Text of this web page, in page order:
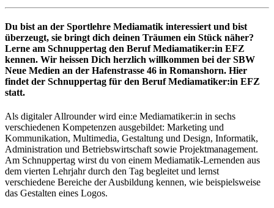
Du bist an der Sportlehre Mediamatik interessiert und bist
überzeugt, sie bringt dich deinen Träumen ein Stück näher?
Lerne am Schnuppertag den Beruf Mediamatiker:in EFZ
kennen. Wir heissen Dich herzlich willkommen bei der SBW
Neue Medien an der Hafenstrasse 46 in Romanshorn. Hier
findet der Schnuppertag für den Beruf Mediamatiker:in EFZ
statt.
Als digitaler Allrounder wird ein:e Mediamatiker:in in sechs
verschiedenen Kompetenzen ausgebildet: Marketing und
Kommunikation, Multimedia, Gestaltung und Design, Informatik,
Administration und Betriebswirtschaft sowie Projektmanagement.
Am Schnuppertag wirst du von einem Mediamatik-Lernenden aus
dem vierten Lehrjahr durch den Tag begleitet und lernst
verschiedene Bereiche der Ausbildung kennen, wie beispielsweise
das Gestalten eines Logos.